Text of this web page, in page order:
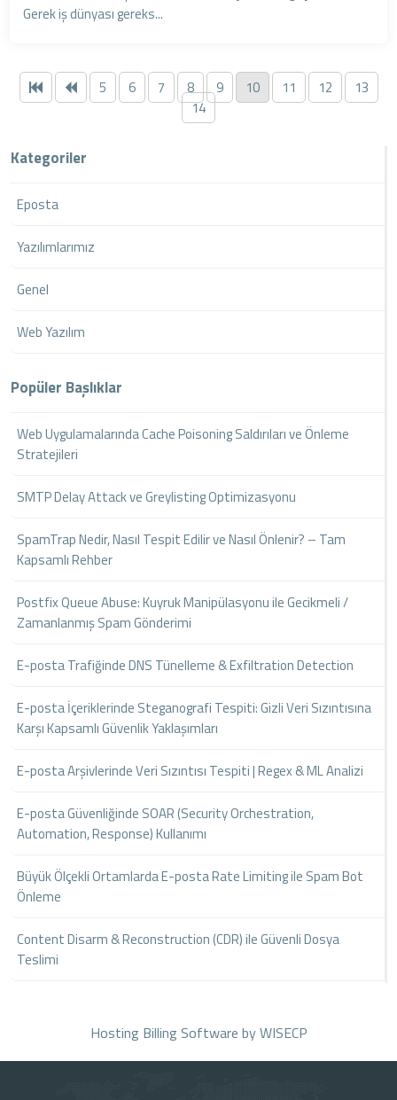
Gerek iş dünyası gereks...
5 6 7 8 9 10 11 12
13
14
Kategoriler
Eposta
Yazılımlarımız
Genel
Web Yazılım
Popüler Başlıklar
Web Uygulamalarında Cache Poisoning Saldırıları ve Önleme
Stratejileri
SMTP Delay Attack ve Greylisting Optimizasyonu
SpamTrap Nedir, Nasıl Tespit Edilir ve Nasıl Önlenir? – Tam
Kapsamlı Rehber
Postfix Queue Abuse: Kuyruk Manipülasyonu ile Gecikmeli /
Zamanlanmış Spam Gönderimi
E-posta Trafiğinde DNS Tünelleme & Exfiltration Detection
E-posta İçeriklerinde Steganografi Tespiti: Gizli Veri Sızıntısına
Karşı Kapsamlı Güvenlik Yaklaşımları
E-posta Arşivlerinde Veri Sızıntısı Tespiti | Regex & ML Analizi
E-posta Güvenliğinde SOAR (Security Orchestration,
Automation, Response) Kullanımı
Büyük Ölçekli Ortamlarda E-posta Rate Limiting ile Spam Bot
Önleme
Content Disarm & Reconstruction (CDR) ile Güvenli Dosya
Teslimi
Hosting Billing Software by WISECP